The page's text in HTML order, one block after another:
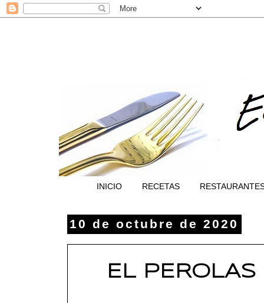
INICIO RECETAS
10 de octubre de 2020
EL